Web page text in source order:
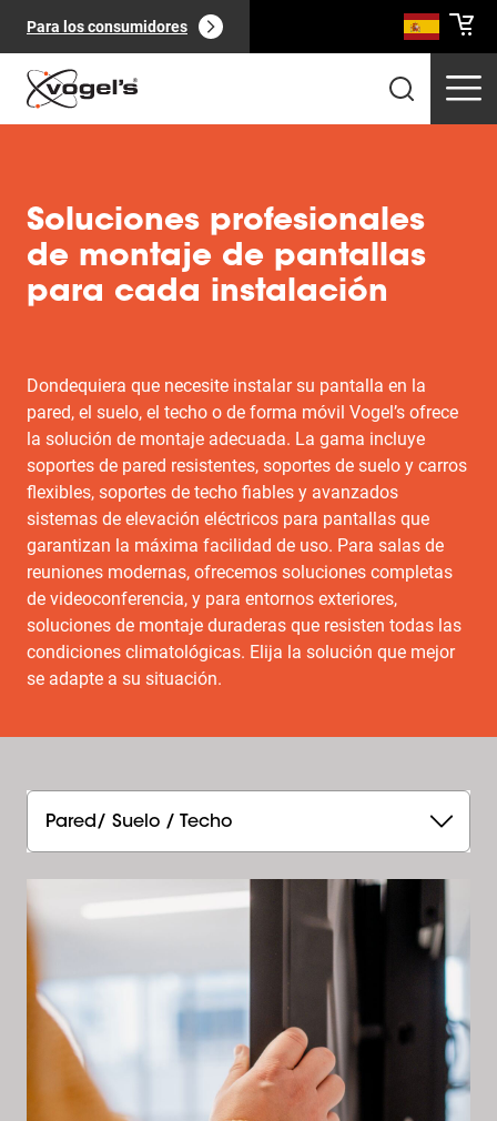
Para los consumidores
Productos profesionales (0):
Páginas(0): Ver todo
Soluciones profesionales
de montaje de pantallas
para cada instalación
Dondequiera que necesite instalar su pantalla en la
pared, el suelo, el techo o de forma móvil Vogel’s ofrece
la solución de montaje adecuada. La gama incluye
soportes de pared resistentes, soportes de suelo y carros
flexibles, soportes de techo fiables y avanzados
sistemas de elevación eléctricos para pantallas que
garantizan la máxima facilidad de uso. Para salas de
reuniones modernas, ofrecemos soluciones completas
de videoconferencia, y para entornos exteriores,
soluciones de montaje duraderas que resisten todas las
condiciones climatológicas. Elija la solución que mejor
se adapte a su situación.
Pared/ Suelo / Techo